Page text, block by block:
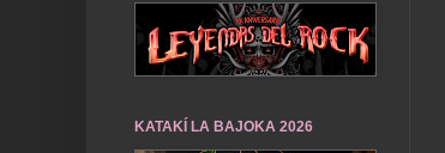
KATAKÍ LA BAJOKA 2026